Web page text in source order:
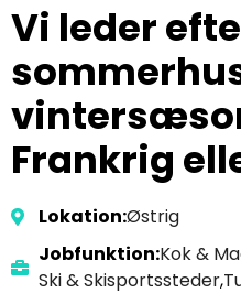
Vi leder
Frankrig
Lokation:Østrig
Jobfunktion:Kok &
Ski & Skisportssteder,